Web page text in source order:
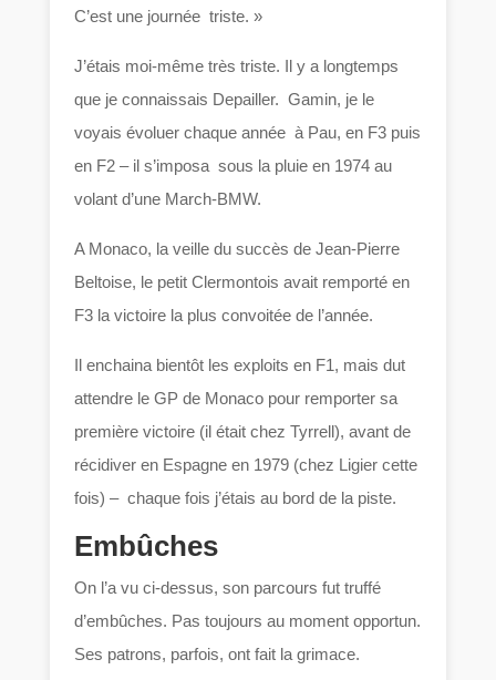
C’est une journée triste. »
J’étais moi-même très triste. Il y a longtemps
que je connaissais Depailler. Gamin, je le
voyais évoluer chaque année à Pau, en F3 puis
en F2 – il s’imposa sous la pluie en 1974 au
volant d’une March-BMW.
A Monaco, la veille du succès de Jean-Pierre
Beltoise, le petit Clermontois avait remporté en
F3 la victoire la plus convoitée de l’année.
Il enchaina bientôt les exploits en F1, mais dut
attendre le GP de Monaco pour remporter sa
première victoire (il était chez Tyrrell), avant de
récidiver en Espagne en 1979 (chez Ligier cette
fois) – chaque fois j’étais au bord de la piste.
Embûches
On l’a vu ci-dessus, son parcours fut truffé
d’embûches. Pas toujours au moment opportun.
Ses patrons, parfois, ont fait la grimace.